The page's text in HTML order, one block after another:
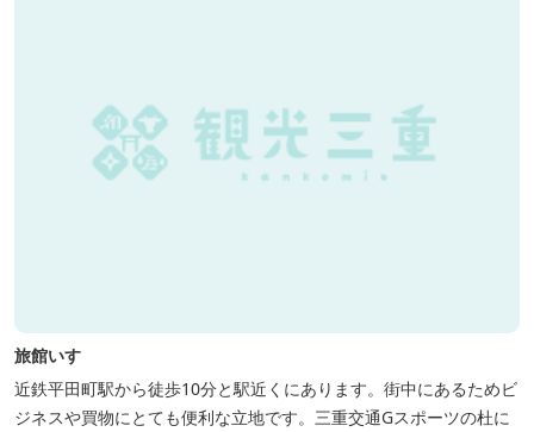
旅館いすゞ
近鉄平田町駅から徒歩10分と駅近くにあります。街中にあるためビ
ジネスや買物にとても便利な立地です。三重交通Gスポーツの杜に